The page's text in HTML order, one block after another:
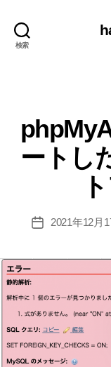
検索
ートし
投
2021年12月